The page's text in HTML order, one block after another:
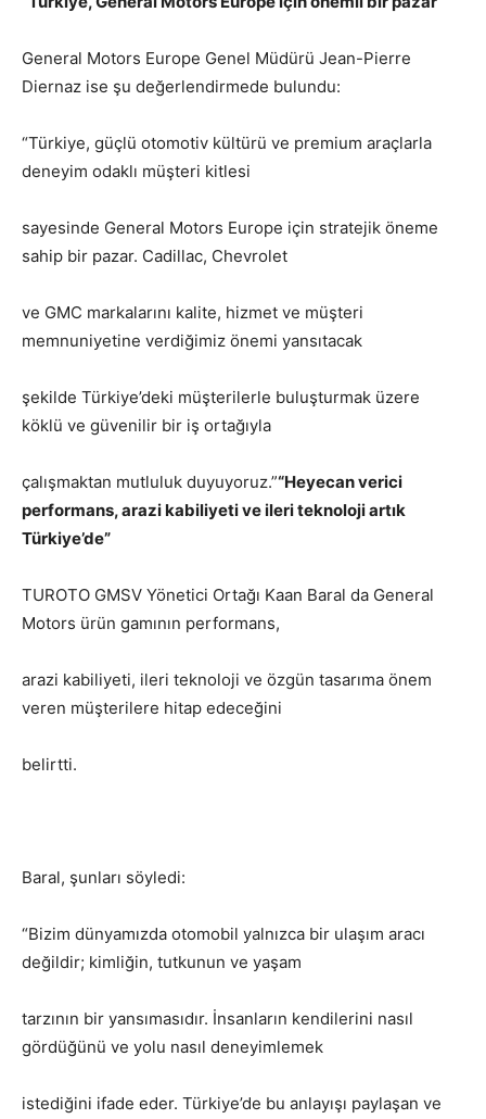
General Motors Europe Genel Müdürü Jean-Pierre
Diernaz ise şu değerlendirmede bulundu:
“Türkiye, güçlü otomotiv kültürü ve premium araçlarla
deneyim odaklı müşteri kitlesi
sayesinde General Motors Europe için stratejik öneme
sahip bir pazar. Cadillac, Chevrolet
ve GMC markalarını kalite, hizmet ve müşteri
memnuniyetine verdiğimiz önemi yansıtacak
şekilde Türkiye’deki müşterilerle buluşturmak üzere
köklü ve güvenilir bir iş ortağıyla
çalışmaktan mutluluk duyuyoruz.”“Heyecan verici
performans, arazi kabiliyeti ve ileri teknoloji artık
Türkiye’de”
TUROTO GMSV Yönetici Ortağı Kaan Baral da General
Motors ürün gamının performans,
arazi kabiliyeti, ileri teknoloji ve özgün tasarıma önem
veren müşterilere hitap edeceğini
belirtti.
Baral, şunları söyledi:
“Bizim dünyamızda otomobil yalnızca bir ulaşım aracı
değildir; kimliğin, tutkunun ve yaşam
tarzının bir yansımasıdır. İnsanların kendilerini nasıl
gördüğünü ve yolu nasıl deneyimlemek
istediğini ifade eder. Türkiye’de bu anlayışı paylaşan ve